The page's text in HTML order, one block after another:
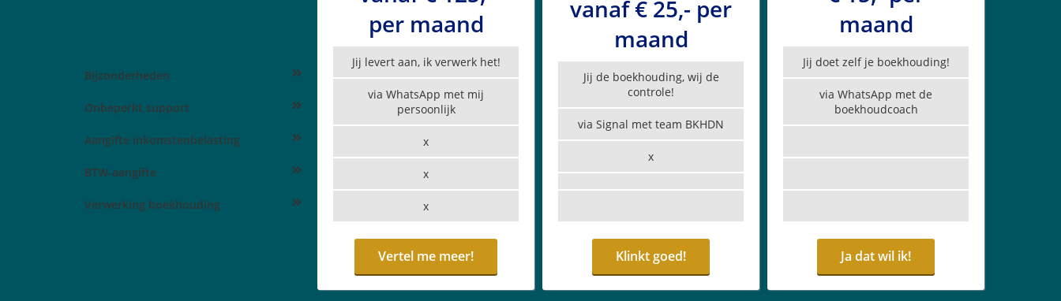
Bijzonderheden
Onbeperkt support
Aangifte inkomstenbelasting
BTW-aangifte
Verwerking boekhouding
per maand
Jij levert aan, ik verwerk het!
via WhatsApp met mij
persoonlijk
x
x
x
Vertel me meer!
vanaf € 25,- per
maand
Jij de boekhouding, wij de
controle!
via Signal met team BKHDN
x
Klinkt goed!
maand
Jij doet zelf je boekhouding!
via WhatsApp met de
boekhoudcoach
Ja dat wil ik!